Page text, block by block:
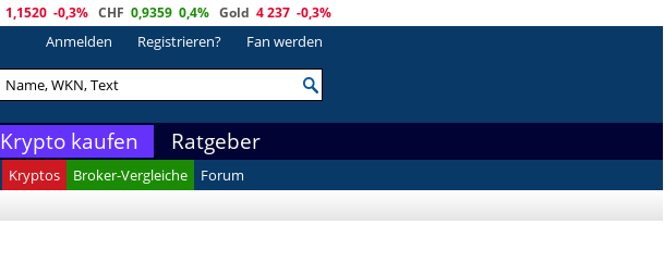
1,1520 -0,3% CHF 0,9359 0,4% Gold 4 237 -0,3%
Anmelden Registrieren? Fan werden
Krypto kaufen Ratgeber
Kryptos Broker-Vergleiche
Forum